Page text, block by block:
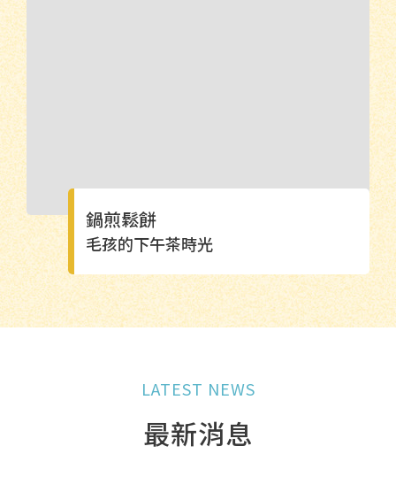
鍋煎鬆餅
毛孩的下午茶時光
LATEST NEWS
最新消息